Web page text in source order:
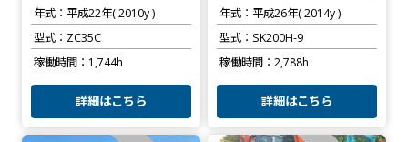
年式
平成22年( 2010y )
型式
ZC35C
稼働時間
1,744h
詳細はこちら
年式
平成26年( 2014y )
型式
SK200H-9
稼働時間
2,788h
詳細はこちら